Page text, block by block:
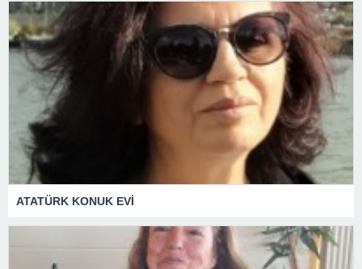
ATATÜRK KONUK EVİ